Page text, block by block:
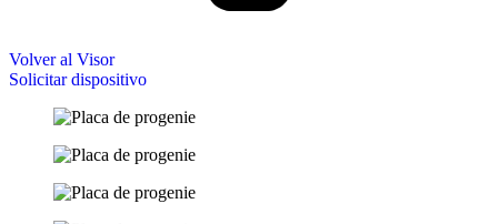
Volver al Visor
Solicitar dispositivo